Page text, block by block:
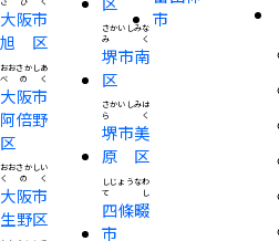
大阪市
旭区
大阪市
阿倍野
区
おおさかしあ
べのく
大阪市
生野区
おおさかしい
くのく
堺市南
区
さかいしみな
みく
堺市美
原区
さかいしみは
らく
四條畷
市
しじょうなわ
てし
市